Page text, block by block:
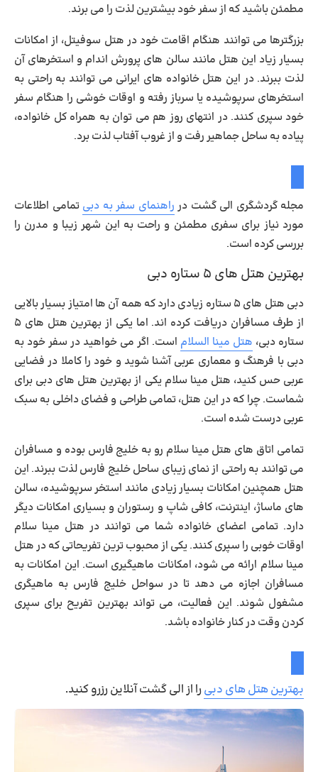
مطمئن باشید که از سفر خود بیشترین لذت را می برند.
بزرگترها می توانند هنگام اقامت خود در هتل سوفیتل، از امکانات
بسیار زیاد این هتل مانند سالن های پرورش اندام و استخرهای آن
لذت ببرند. در این هتل خانواده های ایرانی می توانند به راحتی به
استخرهای سرپوشیده یا سرباز رفته و اوقات خوشی را هنگام سفر
خود سپری کنند. در انتهای روز هم می توان به همراه کل خانواده،
پیاده به ساحل جماهیر رفت و از غروب آفتاب لذت برد.
مجله گردشگری الی گشت در راهنمای سفر به دبی تمامی اطلاعات
مورد نیاز برای سفری مطمئن و راحت به این شهر زیبا و مدرن را
بررسی کرده است.
بهترین هتل های ۵ ستاره دبی
دبی هتل های ۵ ستاره زیادی دارد که همه آن ها امتیاز بسیار بالایی
از طرف مسافران دریافت کرده اند. اما یکی از
بهترین هتل های ۵
ستاره دبی، هتل مینا السلام است. اگر می خواهید در سفر خود به
دبی با فرهنگ و معماری عربی آشنا شوید و خود را کاملا در فضایی
عربی حس کنید، هتل مینا سلام یکی از بهترین هتل های دبی برای
شماست. چرا که در این هتل، تمامی طراحی و فضای داخلی به سبک
عربی درست شده است.
تمامی اتاق های هتل مینا سلام رو به خلیج فارس بوده و مسافران
می توانند به راحتی از نمای زیبای ساحل خلیج فارس لذت ببرند. این
هتل همچنین امکانات بسیار زیادی مانند استخر سرپوشیده، سالن
های ماساژ، اینترنت، کافی شاپ و رستوران و بسیاری امکانات دیگر
دارد. تمامی اعضای خانواده شما می توانند در هتل مینا سلام
اوقات خوبی را سپری کنند. یکی از محبوب ترین تفریحاتی که در هتل
مینا سلام ارائه می شود، امکانات ماهیگیری است. این امکانات به
مسافران اجازه می دهد تا در سواحل خلیج فارس به ماهیگری
مشغول شوند. این فعالیت، می تواند بهترین تفریح برای سپری
کردن وقت در کنار خانواده باشد.
بهترین هتل های دبیرا از الی گشت آنلاین رزرو کنید.